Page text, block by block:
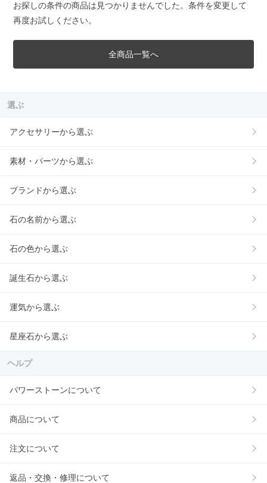
お探しの条件の商品は見つかりませんでした。条件を変更して
再度お試しください。
全商品一覧へ
選ぶ
アクセサリーから選ぶ
素材・パーツから選ぶ
ブランドから選ぶ
石の名前から選ぶ
石の色から選ぶ
誕生石から選ぶ
運気から選ぶ
星座石から選ぶ
ヘルプ
パワーストーンについて
商品について
注文について
返品・交換・修理について